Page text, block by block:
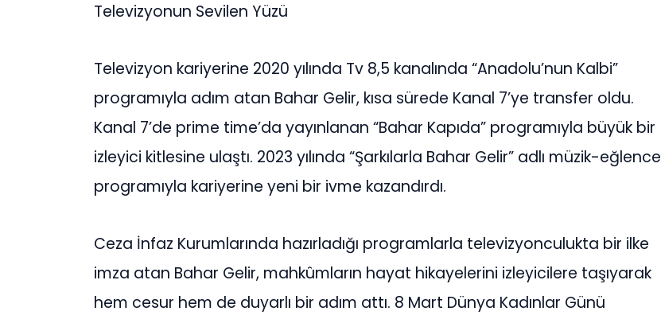
Televizyonun Sevilen Yüzü
Televizyon kariyerine 2020 yılında Tv 8,5 kanalında “Anadolu’nun Kalbi”
programıyla adım atan Bahar Gelir, kısa sürede Kanal 7’ye transfer oldu.
Kanal 7’de prime time’da yayınlanan “Bahar Kapıda” programıyla büyük bir
izleyici kitlesine ulaştı. 2023 yılında “Şarkılarla Bahar Gelir” adlı müzik-eğlence
programıyla kariyerine yeni bir ivme kazandırdı.
Ceza İnfaz Kurumlarında hazırladığı programlarla televizyonculukta bir ilke
imza atan Bahar Gelir, mahkûmların hayat hikayelerini izleyicilere taşıyarak
hem cesur hem de duyarlı bir adım attı. 8 Mart Dünya Kadınlar Günü